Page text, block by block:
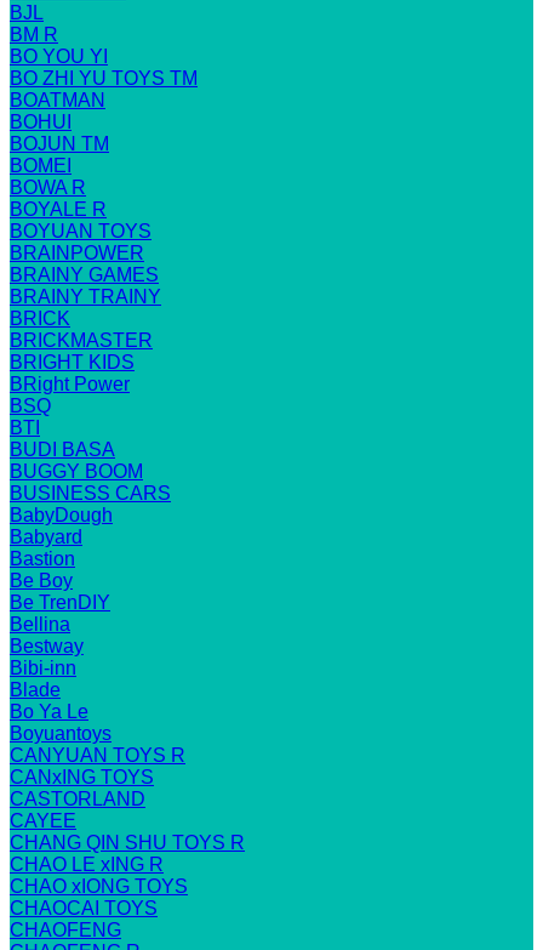
BJL
BM R
BO YOU YI
BO ZHI YU TOYS TM
BOATMAN
BOHUI
BOJUN TM
BOMEI
BOWA R
BOYALE R
BOYUAN TOYS
BRAINPOWER
BRAINY GAMES
BRAINY TRAINY
BRICK
BRICKMASTER
BRIGHT KIDS
BRight Power
BSQ
BTI
BUDI BASA
BUGGY BOOM
BUSINESS CARS
BabyDough
Babyard
Bastion
Be Boy
Be TrenDIY
Bellina
Bestway
Bibi-inn
Blade
Bo Ya Le
Boyuantoys
CANYUAN TOYS R
CANxING TOYS
CASTORLAND
CAYEE
CHANG QIN SHU TOYS R
CHAO LE xING R
CHAO xIONG TOYS
CHAOCAI TOYS
CHAOFENG